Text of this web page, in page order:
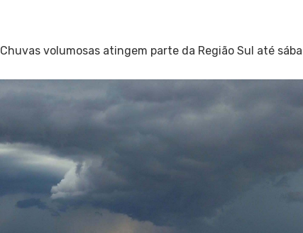
Chuvas volumosas atingem parte da Região Sul até